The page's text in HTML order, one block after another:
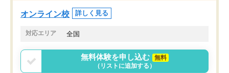
オンライン校 詳しく見る
対応エリア 全国
無料体験を申し込む
無料
（リストに追加する）